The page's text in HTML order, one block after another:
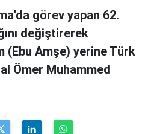
görev yapan 62.
değiştirerek
(Ebu Amşe) yerine Türk
Ömer Muhammed